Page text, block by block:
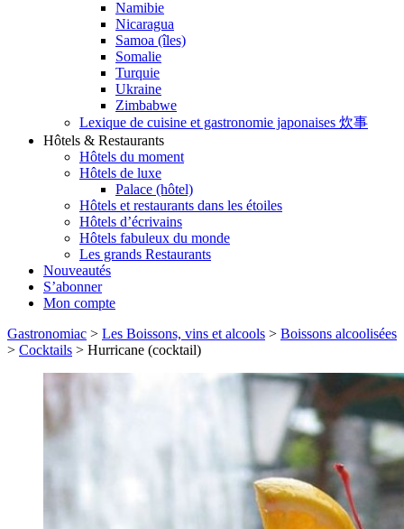
Namibie
Nicaragua
Samoa (îles)
Somalie
Turquie
Ukraine
Zimbabwe
Lexique de cuisine et gastronomie japonaises 炊事
Hôtels & Restaurants
Hôtels du moment
Hôtels de luxe
Palace (hôtel)
Hôtels et restaurants dans les étoiles
Hôtels d’écrivains
Hôtels fabuleux du monde
Les grands Restaurants
Nouveautés
S’abonner
Mon compte
Gastronomiac > Les Boissons, vins et alcools > Boissons alcoolisées
> Cocktails > Hurricane (cocktail)